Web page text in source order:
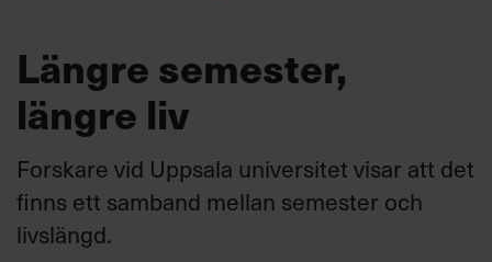
Längre semester,
längre liv
Forskare vid Uppsala universitet visar att det
finns ett samband mellan semester och
livslängd.